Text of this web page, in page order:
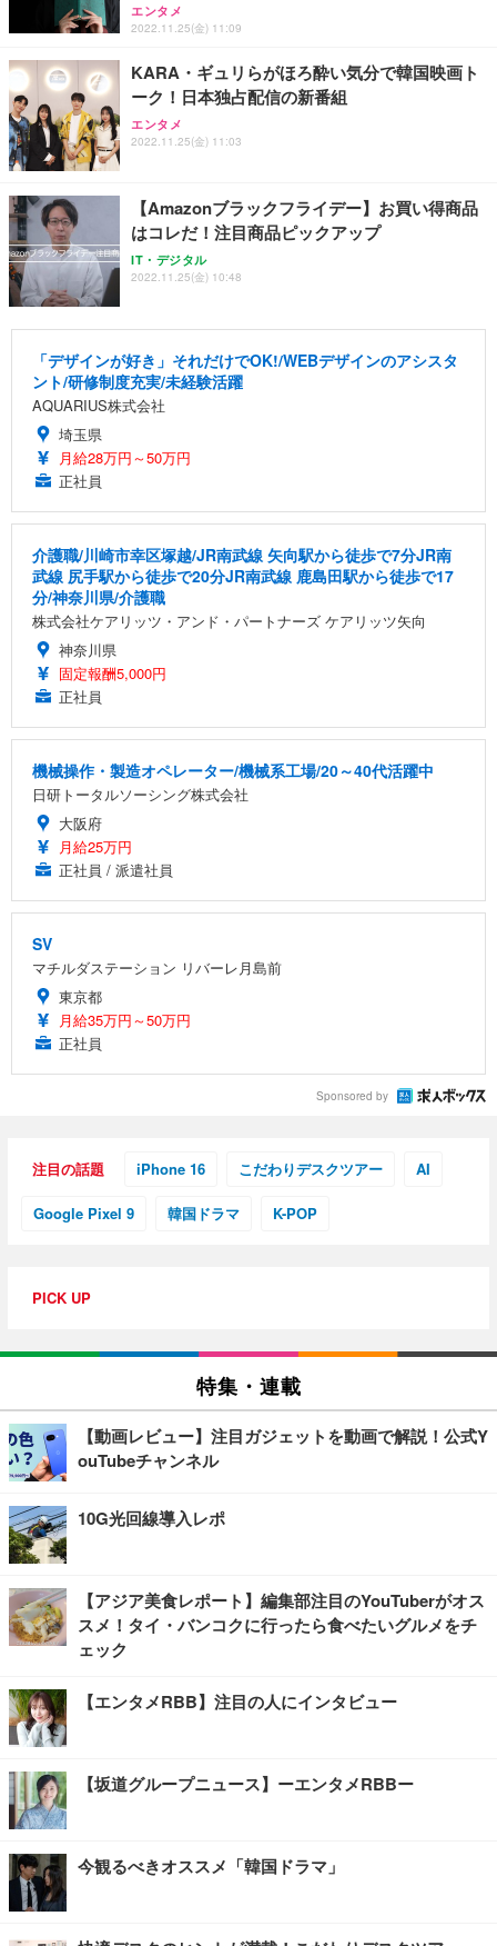
エンタメ
2022.11.25(金) 11:09
KARA・ギュリらがほろ酔い気分で韓国映画ト
ーク！日本独占配信の新番組
エンタメ
2022.11.25(金) 11:03
【Amazonブラックフライデー】お買い得商品
はコレだ！注目商品ピックアップ
IT・デジタル
2022.11.25(金) 10:48
「デザインが好き」それだけでOK!/WEBデザインのアシスタ
ント/研修制度充実/未経験活躍
AQUARIUS株式会社
埼玉県
月給28万円～50万円
正社員
介護職/川崎市幸区塚越/JR南武線 矢向駅から徒歩で7分JR南
武線 尻手駅から徒歩で20分JR南武線 鹿島田駅から徒歩で17
分/神奈川県/介護職
株式会社ケアリッツ・アンド・パートナーズ ケアリッツ矢向
神奈川県
固定報酬5,000円
正社員
機械操作・製造オペレーター/機械系工場/20～40代活躍中
日研トータルソーシング株式会社
大阪府
月給25万円
正社員 / 派遣社員
SV
マチルダステーション リバーレ月島前
東京都
月給35万円～50万円
正社員
Sponsored by
注目の話題 iPhone 16 こだわりデスクツアー AI
Google Pixel 9 韓国ドラマ K-POP
PICK UP
特集・連載
【動画レビュー】注目ガジェットを動画で解説！公式Y
ouTubeチャンネル
10G光回線導入レポ
【アジア美食レポート】編集部注目のYouTuberがオス
スメ！タイ・バンコクに行ったら食べたいグルメをチ
ェック
【エンタメRBB】注目の人にインタビュー
【坂道グループニュース】ーエンタメRBBー
今観るべきオススメ「韓国ドラマ」